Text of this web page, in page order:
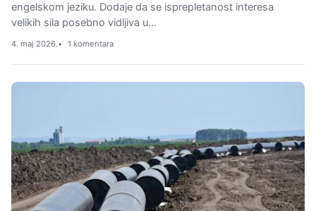
engelskom jeziku. Dodaje da se isprepletanost interesa
velikih sila posebno vidljiva u…
4. maj 2026. 1 komentara